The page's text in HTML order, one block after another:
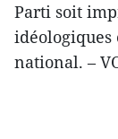
Parti soit
idéologiques
national. –